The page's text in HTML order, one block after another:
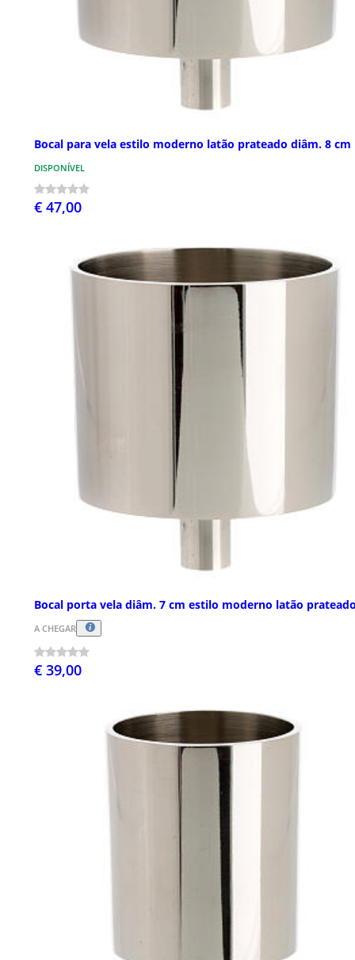
Bocal para vela estilo moderno latão prateado diâm. 8 cm
DISPONÍVEL
€ 47,00
Bocal porta vela diâm. 7 cm estilo moderno latão
A CHEGAR
€ 39,00